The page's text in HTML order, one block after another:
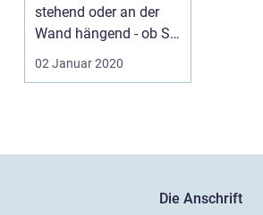
stehend oder an der
Wand hängend - ob Sie
den ...
02 Januar 2020
Die Anschrift